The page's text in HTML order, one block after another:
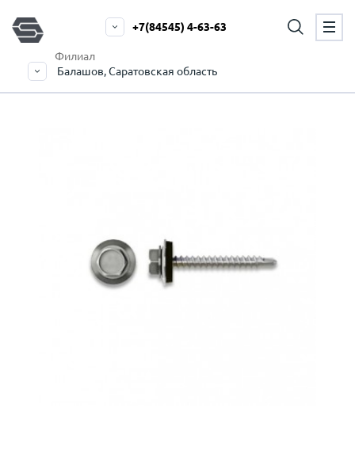
Филиал
Балашов, Саратовская область
+7(84545) 4-63-63